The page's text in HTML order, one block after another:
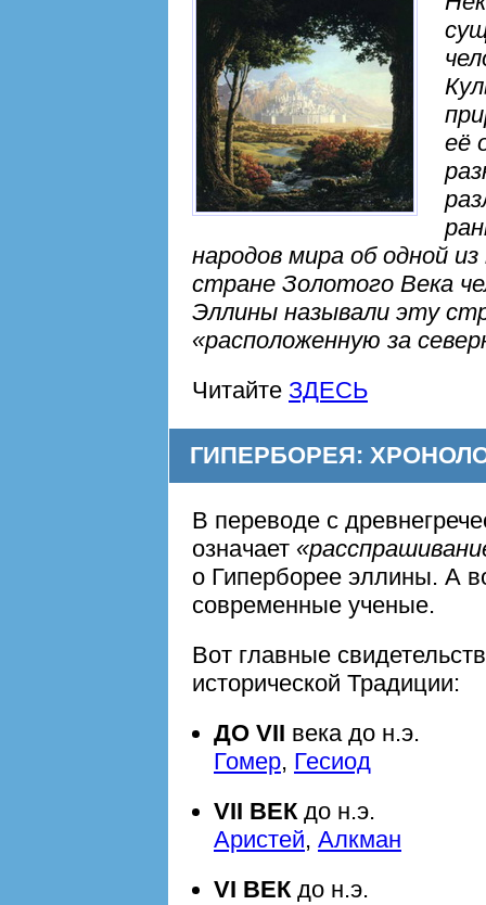
её
народов мира об одной
стране Золотого Века
Эллины называли эту
«расположенную за
Читайте ЗДЕСЬ
ГИПЕРБОРЕЯ:
В переводе с
означает
о Гиперборее эллины. А
современные ученые.
Вот главные
исторической Традиции:
ДО VII века до н.э.
Гомер, Гесиод
VII ВЕКдо н.э.
Аристей, Алкман
VI ВЕКдо н.э.